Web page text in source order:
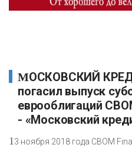
МОСКОВСКИЙ КРЕДИТНЫЙ БАНК
погасил выпуск
еврооблигаций
- «Московский
13 ноября 2018 года CBOM